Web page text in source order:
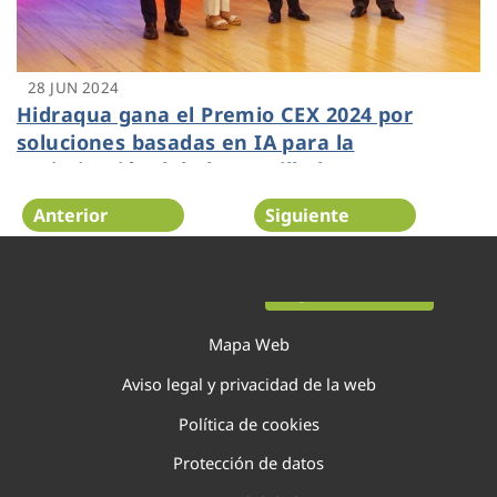
28 JUN 2024
Hidraqua gana el Premio CEX 2024 por
soluciones basadas en IA para la
optimización del alcantarillado
Anterior Siguiente
Mapa Web
Aviso legal y privacidad de la web
Política de cookies
Protección de datos